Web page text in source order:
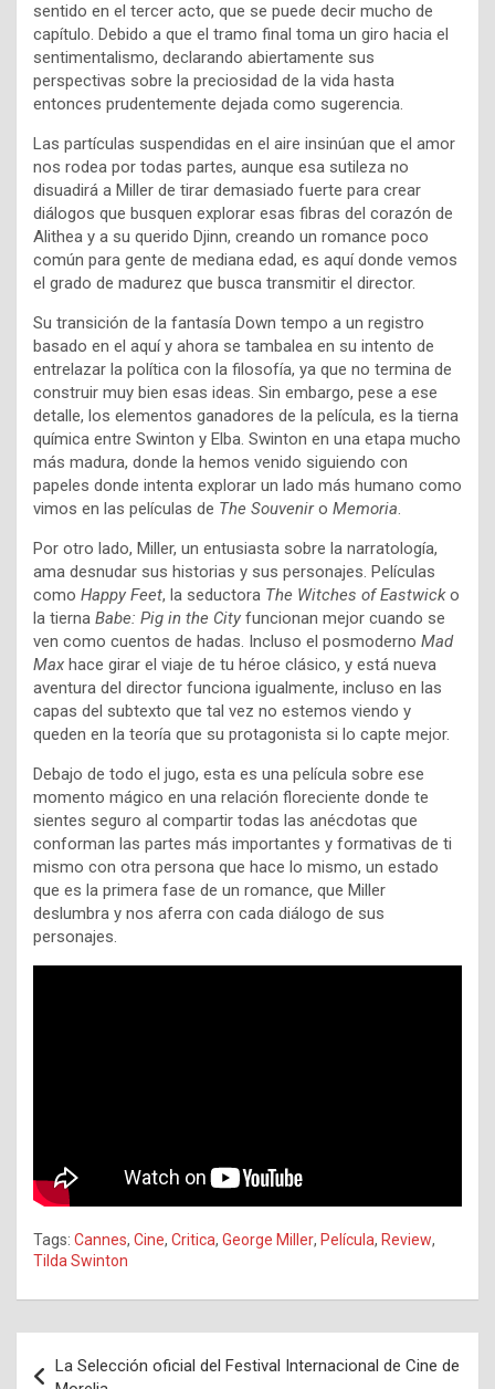
sentido en el tercer acto, que se puede decir mucho de
capítulo. Debido a que el tramo final toma un giro hacia el
sentimentalismo, declarando abiertamente sus
perspectivas sobre la preciosidad de la vida hasta
entonces prudentemente dejada como sugerencia.
Las partículas suspendidas en el aire insinúan que el amor
nos rodea por todas partes, aunque esa sutileza no
disuadirá a Miller de tirar demasiado fuerte para crear
diálogos que busquen explorar esas fibras del corazón de
Alithea y a su querido Djinn, creando un romance poco
común para gente de mediana edad, es aquí donde vemos
el grado de madurez que busca transmitir el director.
Su transición de la fantasía Down tempo a un registro
basado en el aquí y ahora se tambalea en su intento de
entrelazar la política con la filosofía, ya que no termina de
construir muy bien esas ideas. Sin embargo, pese a ese
detalle, los elementos ganadores de la película, es la tierna
química entre Swinton y Elba. Swinton en una etapa mucho
más madura, donde la hemos venido siguiendo con
papeles donde intenta explorar un lado más humano como
vimos en las películas de The Souveniro Memoria.
Por otro lado, Miller, un entusiasta sobre la narratología,
ama desnudar sus historias y sus personajes. Películas
como Happy Feet, la seductora The Witches of Eastwicko
la tierna Babe: Pig in the City funcionan mejor cuando se
ven como cuentos de hadas. Incluso el posmoderno Mad
Max hace girar el viaje de tu héroe clásico, y está nueva
aventura del director funciona igualmente, incluso en las
capas del subtexto que tal vez no estemos viendo y
queden en la teoría que su protagonista si lo capte mejor.
Debajo de todo el jugo, esta es una película sobre ese
momento mágico en una relación floreciente donde te
sientes seguro al compartir todas las anécdotas que
conforman las partes más importantes y formativas de ti
mismo con otra persona que hace lo mismo, un estado
que es la primera fase de un romance, que Miller
deslumbra y nos aferra con cada diálogo de sus
personajes.
Tags: Cannes, Cine, Critica, George Miller, Película, Review,
Tilda Swinton
La Selección oficial del Festival Internacional de Cine de